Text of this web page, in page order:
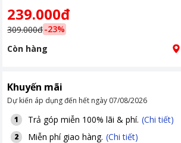
239.000đ
309.000đ-23%
Còn hàng
Khuyến mãi
Dự kiến áp dụng đến hết ngày 07/08/2026
1
Trả góp miễn 100% lãi & phí. (Chi tiết)
2 Miễn phí giao hàng. (Chi tiết)